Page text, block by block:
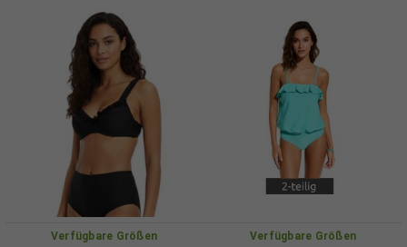
Verfügbare Größen Verfügbare Größen